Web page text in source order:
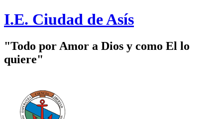
I.E. Ciudad de Asís
"Todo por Amor a Dios y como El lo
quiere"